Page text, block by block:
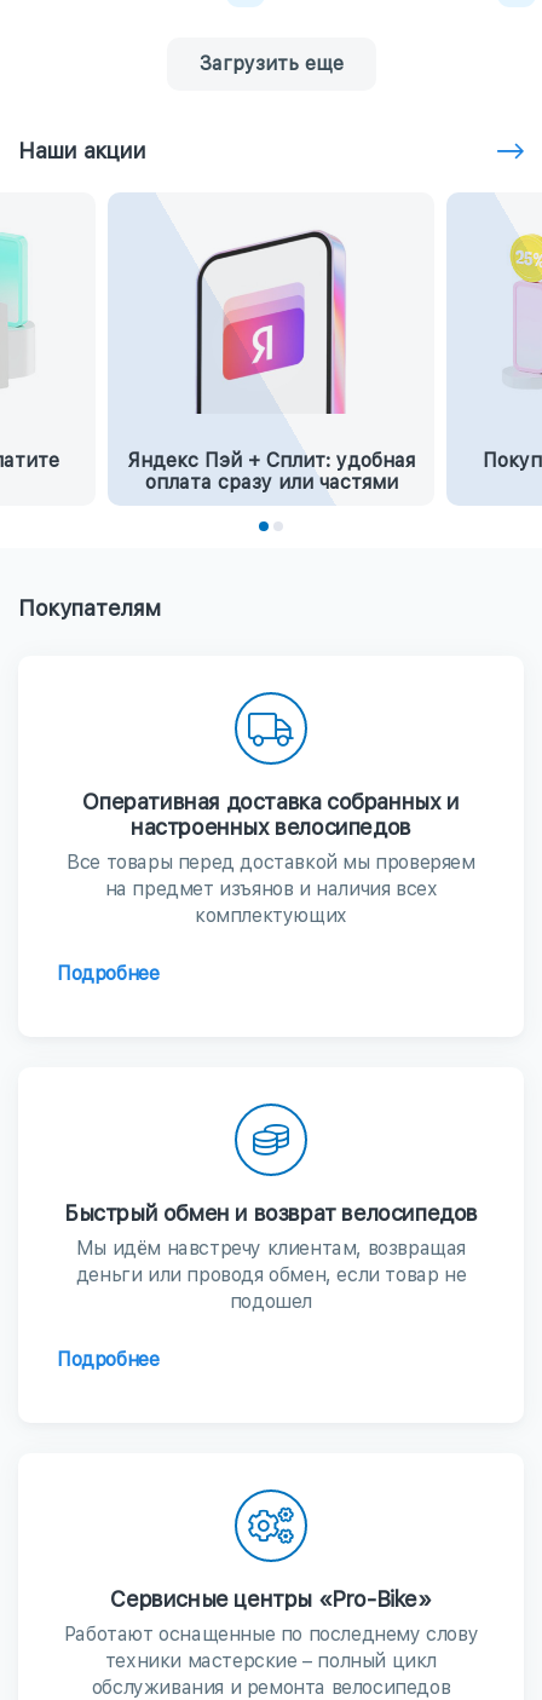
Загрузить еще
Наши акции
Яндекс Пэй + Сплит: удобная
оплата сразу или частями
Покупателям
Оперативная доставка собранных и
настроенных велосипедов
Все товары перед доставкой мы проверяем
на предмет изъянов и наличия всех
комплектующих
Подробнее
Быстрый обмен и возврат велосипедов
Мы идём навстречу клиентам, возвращая
деньги или проводя обмен, если товар не
подошел
Подробнее
Сервисные центры «Pro-Bike»
Работают оснащенные по последнему слову
техники мастерские – полный цикл
обслуживания и ремонта велосипедов